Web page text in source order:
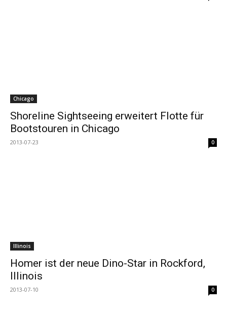
Chicago
Shoreline Sightseeing erweitert Flotte für
Bootstouren in Chicago
2013-07-23 0
Illinois
Homer ist der neue Dino-Star in Rockford,
Illinois
2013-07-10 0